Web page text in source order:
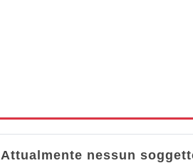
Attualmente nessun